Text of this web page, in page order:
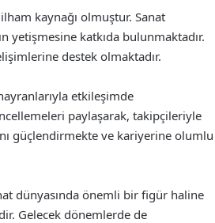
kaynağı olmuştur. Sanat
yetişmesine katkıda bulunmaktadır.
destek olmaktadır.
etkileşimde
paylaşarak, takipçileriyle
güçlendirmekte ve kariyerine olumlu
dünyasında önemli bir figür haline
Gelecek dönemlerde de